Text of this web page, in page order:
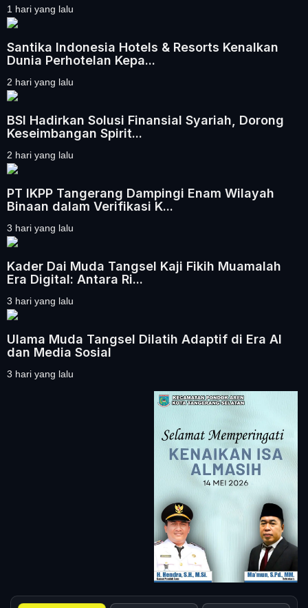
1 hari yang lalu
Santika Indonesia Hotels & Resorts Kenalkan
Dunia Perhotelan Kepa...
2 hari yang lalu
BSI Hadirkan Solusi Finansial Syariah, Dorong
Keseimbangan Spirit...
2 hari yang lalu
PT IKPP Tangerang Dampingi Enam Wilayah
Binaan dalam Verifikasi K...
3 hari yang lalu
Kader Dai Muda Tangsel Kaji Fikih Muamalah
Era Digital: Antara Ri...
3 hari yang lalu
Ulama Muda Tangsel Dilatih Adaptif di Era AI
dan Media Sosial
3 hari yang lalu